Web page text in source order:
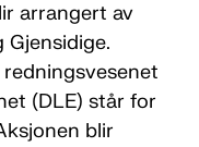
arrangert av
Gjensidige.
(DLE) står for
blir